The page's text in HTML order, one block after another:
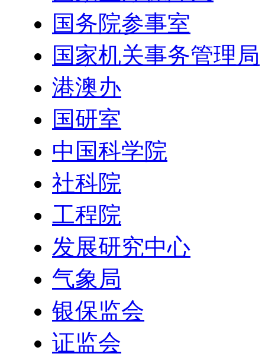
国务院参事室
国家机关事务管理局
港澳办
国研室
中国科学院
社科院
工程院
发展研究中心
气象局
银保监会
证监会